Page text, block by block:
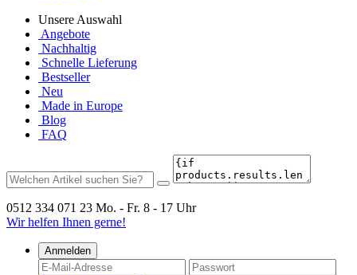
Unsere Auswahl
Angebote
Nachhaltig
Schnelle Lieferung
Bestseller
Neu
Made in Europe
Blog
FAQ
0512 334 071 23 Mo. - Fr. 8 - 17 Uhr
Wir helfen Ihnen gerne!
Anmelden